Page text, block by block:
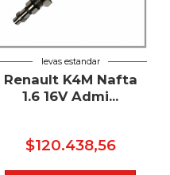
levas estandar
Renault K4M Nafta
1.6 16V Admi...
$120.438,56